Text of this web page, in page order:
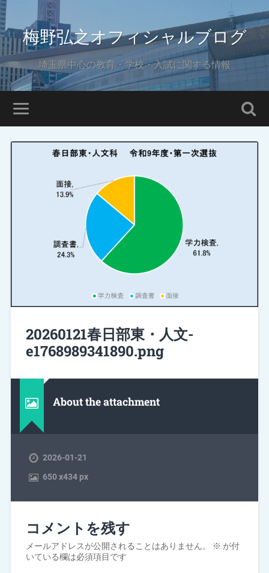
梅野弘之オフィシャルブログ
埼玉県中心の教育・学校・入試に関する情報
20260121春日部東・人文-
e1768989341890.png
About the attachment
2026-01-21
650x434 px
コメントを残す
メールアドレスが公開されることはありません。 ※ が付
いている欄は必須項目です